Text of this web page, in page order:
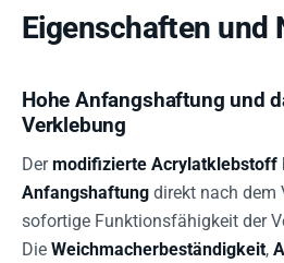
Eigenschaften und
Hohe Anfangshaftung und
Verklebung
Dermodifizierte Acrylatklebstoff
Anfangshaftung direkt nach dem
sofortige Funktionsfähigkeit der
Die Weichmacherbeständigkeit,